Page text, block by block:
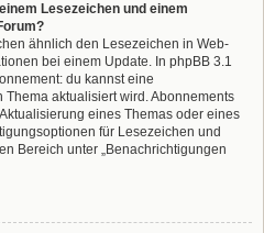
Lesezeichen und einem
ähnlich den Lesezeichen in Web-
bei einem Update. In phpBB 3.1
du kannst eine
aktualisiert wird. Abonnements
eines Themas oder eines
für Lesezeichen und
Bereich unter „Benachrichtigungen